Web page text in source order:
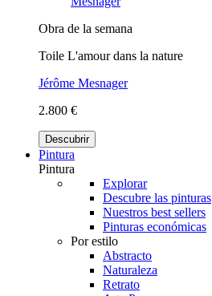
Obra de la semana
Toile L'amour dans la nature
Jérôme Mesnager
2.800 €
Descubrir
Pintura
Pintura
Explorar
Descubre las pinturas
Nuestros best sellers
Pinturas económicas
Por estilo
Abstracto
Naturaleza
Retrato